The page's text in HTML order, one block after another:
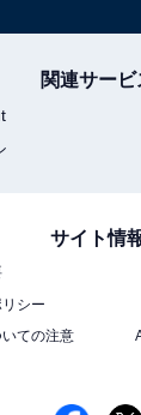
関連サービ
サイト情
シー
ての注意